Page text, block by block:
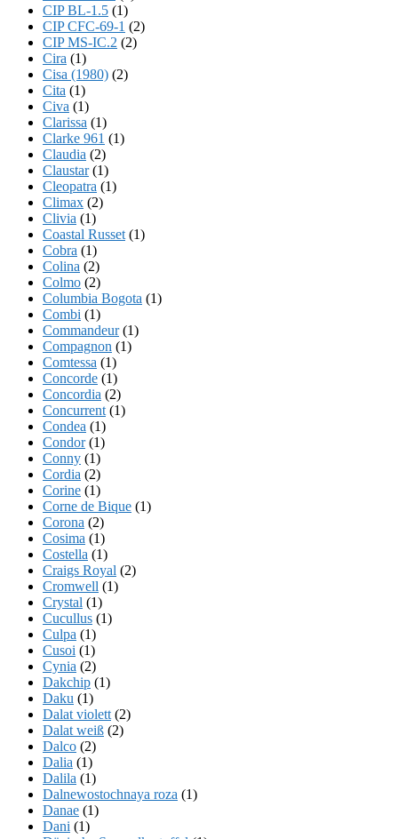
CIP BL-1.5 (1)
CIP CFC-69-1 (2)
CIP MS-IC.2 (2)
Cira (1)
Cisa (1980) (2)
Cita (1)
Civa (1)
Clarissa (1)
Clarke 961 (1)
Claudia (2)
Claustar(1)
Cleopatra (1)
Climax (2)
Clivia (1)
Coastal Russet (1)
Cobra (1)
Colina (2)
Colmo (2)
Columbia Bogota (1)
Combi (1)
Commandeur(1)
Compagnon (1)
Comtessa (1)
Concorde (1)
Concordia (2)
Concurrent (1)
Condea (1)
Condor(1)
Conny (1)
Cordia (2)
Corine (1)
Corne de Bique (1)
Corona (2)
Cosima (1)
Costella (1)
Craigs Royal (2)
Cromwell (1)
Crystal (1)
Cucullus (1)
Culpa (1)
Cusoi (1)
Cynia (2)
Dakchip (1)
Daku (1)
Dalat violett (2)
Dalat weiß (2)
Dalco (2)
Dalia (1)
Dalila (1)
Dalnewostochnaya roza (1)
Danae (1)
Dani (1)